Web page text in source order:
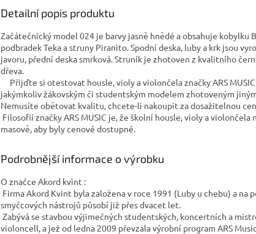
A
Detailní popis produktu
Začátečnický model 024 je barvy jasně hnědé a obsahuje kobylku
podbradek Teka a struny Piranito. Spodní deska, luby a krk jsou
javoru, přední deska smrková. Struník je zhotoven z kvalitního
dřeva.
Přijďte si otestovat housle, violy a violončela značky ARS
jakýmkoliv žákovským či studentským modelem zhotoveným
Nemusíte obětovat kvalitu, chcete-li nakoupit za dosažitelnou
Filosofií značky ARS MUSIC je, že školní housle, violy a violončela
masově, aby byly cenové dostupné.
Podrobnější informace o výrobku
O značce Akord kvint :
Firma Akord Kvint byla založena v roce 1991 (Luby u chebu) a na
smyčcových nástrojů působí již přes dvacet let.
Zabývá se stavbou výjimečných studentských, koncertních a
violoncell, a jež od ledna 2009 převzala výrobní program ARS Music.